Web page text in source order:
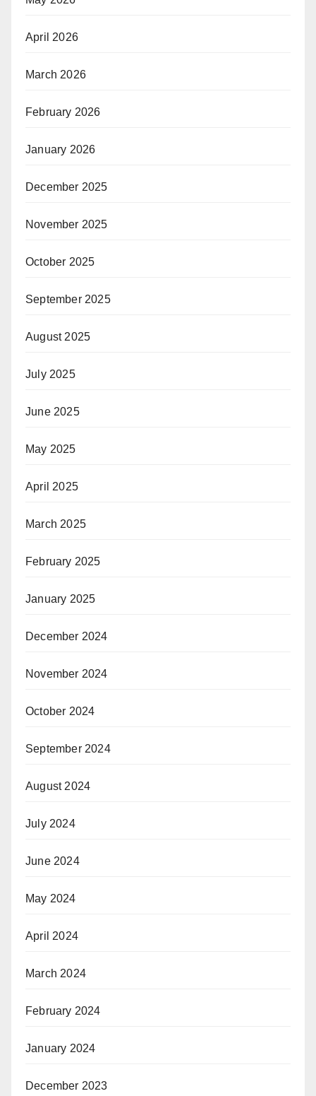
April 2026
March 2026
February 2026
January 2026
December 2025
November 2025
October 2025
September 2025
August 2025
July 2025
June 2025
May 2025
April 2025
March 2025
February 2025
January 2025
December 2024
November 2024
October 2024
September 2024
August 2024
July 2024
June 2024
May 2024
April 2024
March 2024
February 2024
January 2024
December 2023